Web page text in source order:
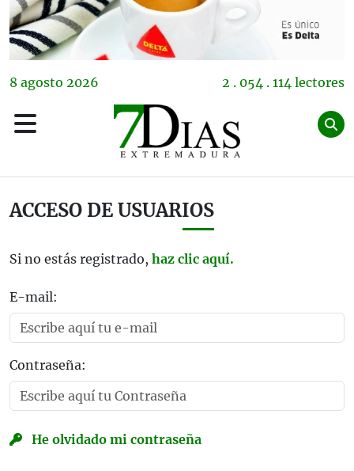
8 agosto 2026 2 . 054 . 114 lectores
ACCESO DE USUARIOS
Si no estás registrado, haz clic aquí.
E-mail:
Contraseña:
He olvidado mi contraseña